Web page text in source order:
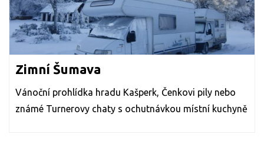
Zimní Šumava
Vánoční prohlídka hradu Kašperk, Čenkovi pily nebo
známé Turnerovy chaty s ochutnávkou místní kuchyně